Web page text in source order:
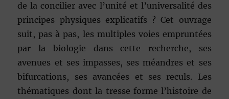
de la concilier avec l’unité et l’universalité des
principes physiques explicatifs ? Cet ouvrage
suit, pas à pas, les multiples voies empruntées
par la biologie dans cette recherche, ses
avenues et ses impasses, ses méandres et ses
bifurcations, ses avancées et ses reculs. Les
thématiques dont la tresse forme l’histoire de